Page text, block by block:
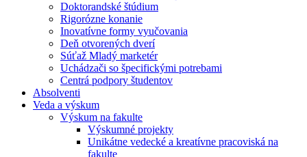
Doktorandské štúdium
Rigorózne konanie
Inovatívne formy vyučovania
Deň otvorených dverí
Súťaž Mladý marketér
Uchádzači so špecifickými potrebami
Centrá podpory študentov
Absolventi
Veda a výskum
Výskum na fakulte
Výskumné projekty
Unikátne vedecké a kreatívne pracoviská na
fakulte